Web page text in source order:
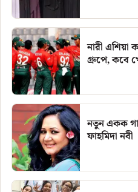
নারী এশিয়া
গ্রুপে, কবে
নতুন একক
ফাহমিদা নবী